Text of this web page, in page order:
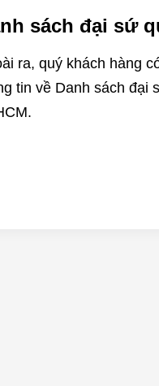
sách đại sứ
ra, quý khách hàng
tin về Danh sách đại